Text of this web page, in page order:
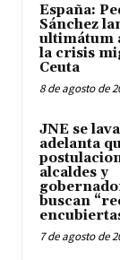
España:
Sánchez
ultimátum
la crisis
Ceuta
8 de agosto de
JNE se
adelanta
alcaldes y
buscan
7 de agosto de